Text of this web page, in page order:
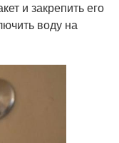
и закрепить его
воду на